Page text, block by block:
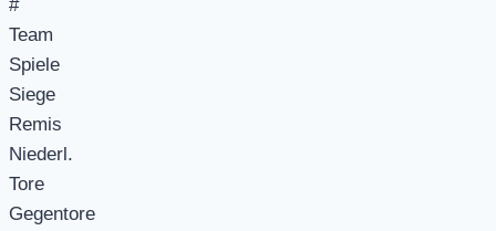
#
Team
Spiele
Siege
Remis
Niederl.
Tore
Gegentore